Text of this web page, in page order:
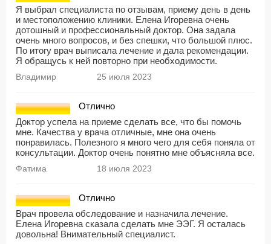
Я выбрал специалиста по отзывам, приему день в день
и местоположению клиники. Елена Игоревна очень
дотошный и профессиональный доктор. Она задала
очень много вопросов, и без спешки, что большой плюс.
По итогу врач выписала лечение и дала рекомендации.
Я обращусь к ней повторно при необходимости.
Владимир 25 июля 2023
Отлично
Доктор успела на приеме сделать все, что бы помочь
мне. Качества у врача отличные, мне она очень
понравилась. Полезного я много чего для себя поняла от
консультации. Доктор очень понятно мне объясняла все.
Фатима 18 июля 2023
Отлично
Врач провела обследование и назначила лечение.
Елена Игоревна сказала сделать мне ЭЭГ. Я осталась
довольна! Внимательный специалист.